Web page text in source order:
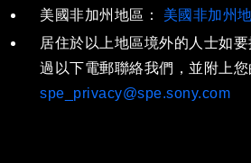
美國非加州地區：
美國非加州
居住於以上地區境外的人士如
過以下電郵聯絡我們，並附上您
spe_privacy@spe.sony.com